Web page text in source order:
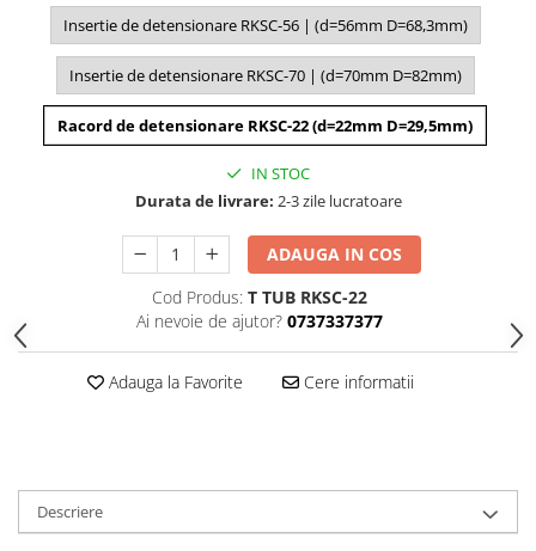
Insertie de detensionare RKSC-56 | (d=56mm D=68,3mm)
Insertie de detensionare RKSC-70 | (d=70mm D=82mm)
Racord de detensionare RKSC-22 (d=22mm D=29,5mm)
IN STOC
Durata de livrare: 2-3 zile lucratoare
ADAUGA IN COS
Cod Produs: T TUB RKSC-22
Ai nevoie de ajutor? 0737337377
Adauga la Favorite Cere informatii
Descriere